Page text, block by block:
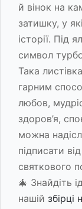
й вінок на
затишку, у
історії. Під
символ
Така
гарним
любов,
здоров’я,
можна
підписати
святкового
🎄 Знайдіть
нашій збірці